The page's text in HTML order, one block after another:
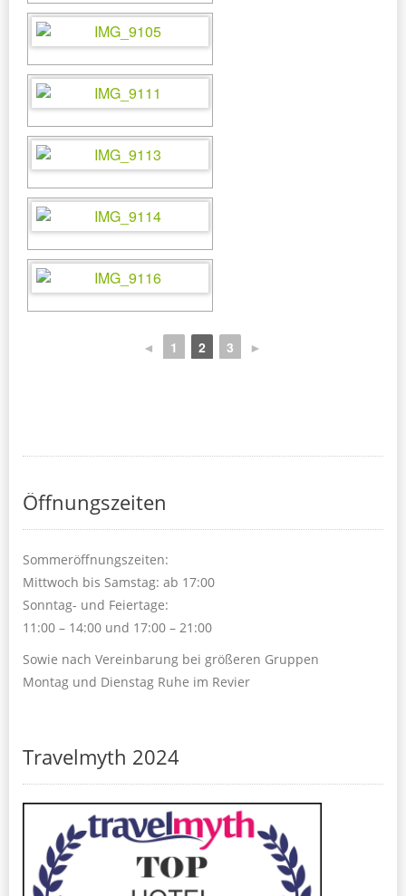
◄ 1 2 3 ►
Öffnungszeiten
Sommeröffnungszeiten:
Mittwoch bis Samstag: ab 17:00
Sonntag- und Feiertage:
11:00 – 14:00 und 17:00 – 21:00
Sowie nach Vereinbarung bei größeren Gruppen
Montag und Dienstag Ruhe im Revier
Travelmyth 2024